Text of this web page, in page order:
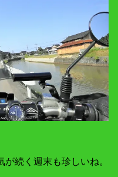
続く週末も珍しいね。